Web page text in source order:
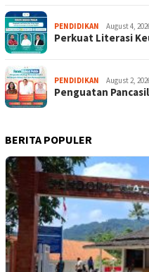
PENDIDIKAN August 4,
Perkuat Literasi
PENDIDIKAN August 2,
Penguatan
BERITA POPULER